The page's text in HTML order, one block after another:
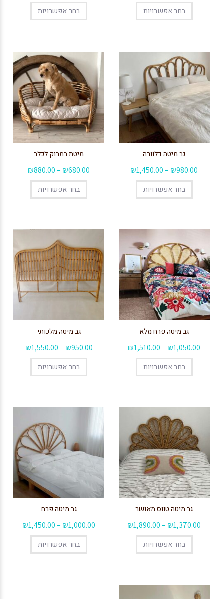
בחר אפשרויות בחר אפשרויות
גב מיטה דלוורה
₪980.00
–
₪1,450.00
בחר אפשרויות
מיטת במבוק לכלב
₪680.00
–
₪880.00
בחר אפשרויות
גב מיטה פרח מלא
₪1,050.00
–
₪1,510.00
בחר אפשרויות
גב מיטה מלכותי
₪950.00
–
₪1,550.00
בחר אפשרויות
גב מיטה טווס מאושר
₪1,370.00
–
₪1,890.00
בחר אפשרויות
גב מיטה פרח
₪1,000.00
–
₪1,450.00
בחר אפשרויות